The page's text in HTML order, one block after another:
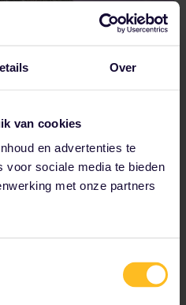
Over
van cookies
en advertenties te
voor sociale media te bieden
met onze partners
je volgende reis te dromen
Op deze eilanden
dansclubs tot lange
Of misschien verlang je
terwijl je gewoon lekker